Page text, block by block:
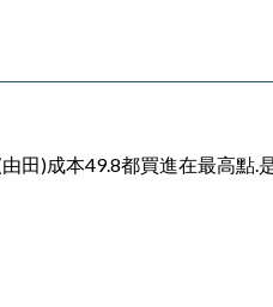
田)成本49.8都買進在最高點.